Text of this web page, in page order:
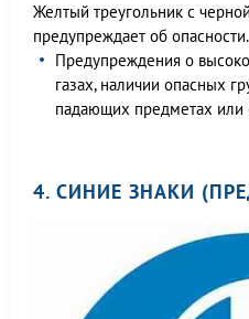
Желтый треугольник с
предупреждает об опасности.
Предупреждения о
газах, наличии опасных
падающих предметах или
4. СИНИЕ ЗНАКИ